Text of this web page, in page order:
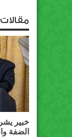
خبير
الضفة